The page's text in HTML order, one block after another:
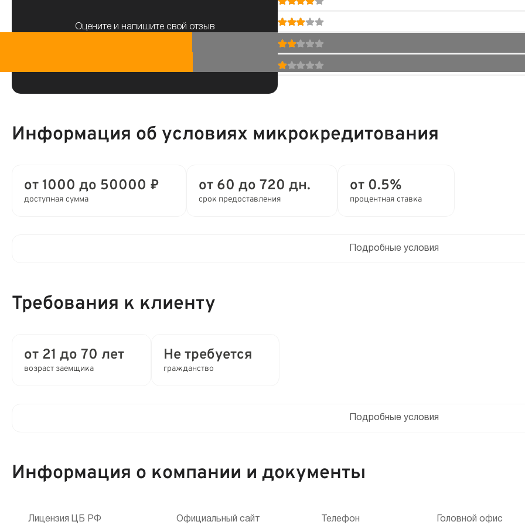
Оцените и напишите свой отзыв
Информация об условиях микрокредитования
от 1000 до 50000 ₽
доступная сумма
от 60 до 720 дн.
срок предоставления
от 0.5%
процентная ставка
Полная стоимость кредита (ПСК) :
Выдача займа:
Способы погашения:
Срок продления:
Подробные условия
Требования к клиенту
от 21 до 70 лет
возраст заемщика
Не требуется
гражданство
Мобильный телефон:
Подробные условия
Информация о компании и документы
Лицензия ЦБ РФ
Официальный сайт
Телефон
Головной офис